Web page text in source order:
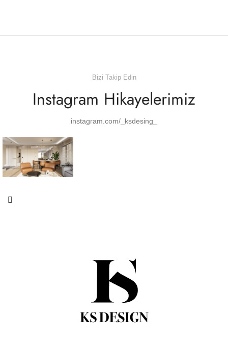
Bizi Takip Edin
Instagram Hikayelerimiz
instagram.com/_ksdesing_